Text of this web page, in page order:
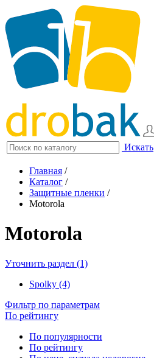
Искать
Главная /
Каталог /
Защитные пленки /
Motorola
Motorola
Уточнить раздел (1)
Spolky (4)
Фильтр по параметрам
По рейтингу
По популярности
По рейтингу